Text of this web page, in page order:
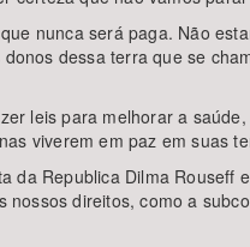
nunca será paga. Não
dessa terra que se
leis para melhorar a
viverem em paz em suas
da Republica Dilma
direitos, como a